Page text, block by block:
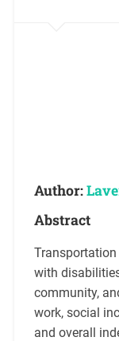
Author:
Abstract
with
community,
work, social
and overall